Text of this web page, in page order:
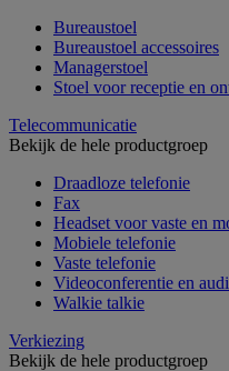
Bureaustoel
Bureaustoel accessoires
Managerstoel
Stoel voor receptie en
Telecommunicatie
Bekijk de hele productgroep
Draadloze telefonie
Fax
Headset voor vaste en
Mobiele telefonie
Vaste telefonie
Videoconferentie en
Walkie talkie
Verkiezing
Bekijk de hele productgroep